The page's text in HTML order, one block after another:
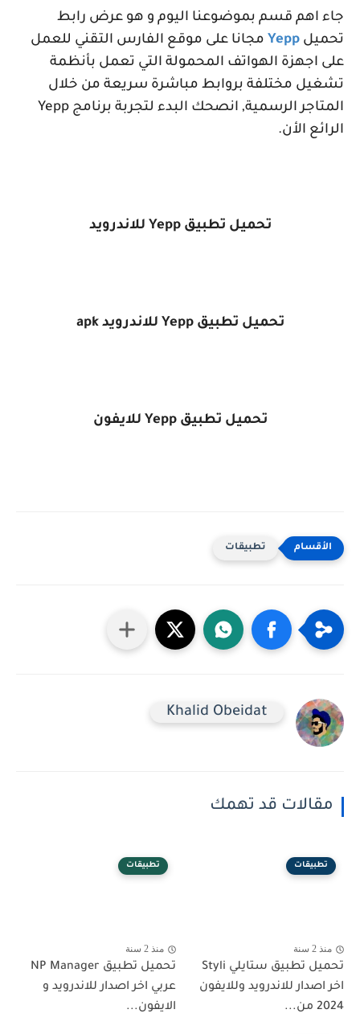
جاء اهم قسم بموضوعنا اليوم و هو عرض رابط
تحميل Yepp مجانا على موقع الفارس التقني للعمل
على اجهزة الهواتف المحمولة التي تعمل بأنظمة
تشغيل مختلفة بروابط مباشرة سريعة من خلال
المتاجر الرسمية, انصحك البدء لتجربة برنامج Yepp
الرائع الأن.
تحميل تطبيقYepp للاندرويد
تحميل تطبيقYepp للاندرويدapk
تحميل تطبيقYepp للايفون
تطبيقات
Khalid Obeidat
مقالات قد تهمك
تطبيقات
منذ 2 سنة
تحميل تطبيق ستايلي Styli
اخر اصدار للاندرويد وللايفون
2024 من...
تطبيقات
منذ 2 سنة
تحميل تطبيق NP Manager
عربي اخر اصدار للاندرويد و
الايفون...